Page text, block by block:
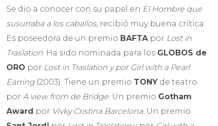
Se dio a conocer con su papel en El Hombre que
susurraba a los caballos, recibió muy buena crítica.
Es poseedora de un premio BAFTApor Lost in
Traslation. Ha sido nominada para los GLOBOS de
ORO por Lost in Traslation y por Girl with a Pearl
Earring (2003). Tiene un premio TONY de teatro
porA view from de Bridge. Un premio Gotham
Award por Vivky Cristina Barcelona. Un premio